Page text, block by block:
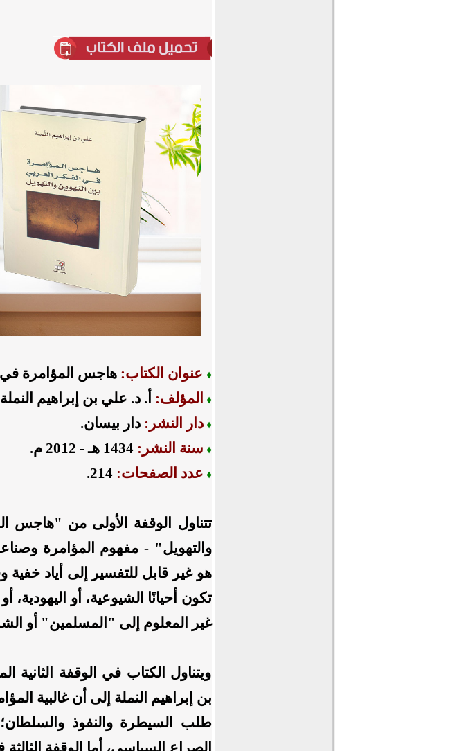
♦ عنوان الكتاب: هاجس المؤامرة في
♦ المؤلف: أ. د. علي بن إبراهيم
♦دار النشر:دار بيسان.
♦ سنة النشر: 1434 هـ - 2012 م.
♦ عدد الصفحات:214.
تتناول الوقفة الأولى من "هاجس
والتهويل" - مفهوم المؤامرة
هو غير قابل للتفسير إلى أياد خفية
تكون أحيانًا الشيوعية، أو اليهودية،
غير المعلوم إلى "المسلمين" أو
ويتناول الكتاب في الوقفة
بن إبراهيم النملة إلى أن غالبية
طلب السيطرة والنفوذ